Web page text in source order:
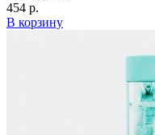
454 р.
В корзину